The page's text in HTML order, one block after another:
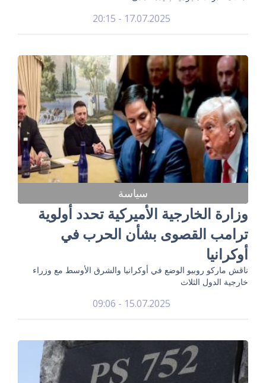
17.07.2025 - 20:15
سياسة
وزارة الخارجية الأميركية تحدد أولوية
ترامب القصوى بشأن الحرب في
أوكرانيا
ناقش ماركو روبيو الوضع في أوكرانيا والشرق الأوسط مع وزراء
خارجية الدول الثلاث
15.07.2025 - 09:06